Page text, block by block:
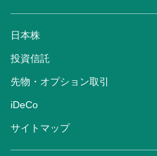
日本株
投資信託
先物・オプション取引
iDeCo
サイトマップ